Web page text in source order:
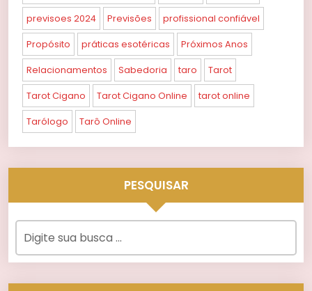
previsoes 2024 Previsões profissional confiável
Propósito práticas esotéricas Próximos Anos
Relacionamentos Sabedoria taro Tarot
Tarot Cigano Tarot Cigano Online tarot online
Tarólogo Tarô Online
PESQUISAR